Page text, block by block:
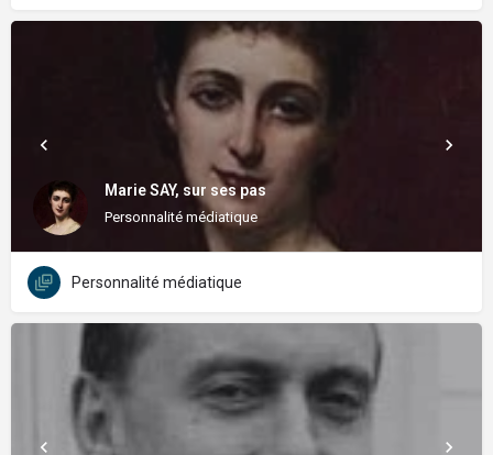
Marie SAY, sur ses pas
Personnalité médiatique
Personnalité médiatique